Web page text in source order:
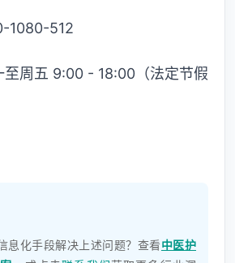
1080-512
至周五 9:00 - 18:00（法定节假
息化手段解决上述问题？查看中医护